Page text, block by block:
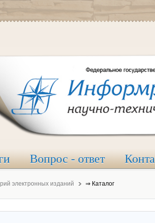
Вопрос - ответ
электронных изданий ⇒ Каталог